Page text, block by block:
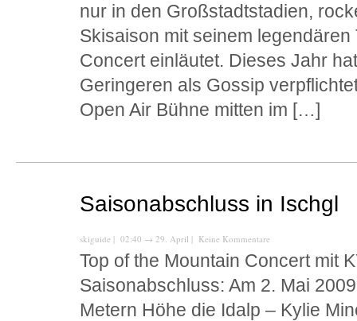
nur in den Großstadtstadien,
Skisaison mit seinem
Concert einläutet. Dieses Jahr
Geringeren als Gossip
Open Air Bühne mitten im […]
Saisonabschluss in Ischgl
skiguide | 02:40 → 29. April | Keine Kommentare
Top of the Mountain Concert mit
Saisonabschluss: Am 2. Mai
Metern Höhe die Idalp – Kylie